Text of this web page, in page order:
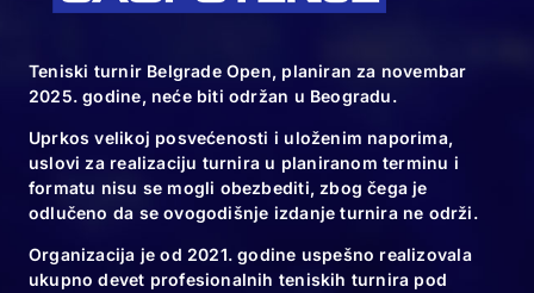
Teniski turnir Belgrade Open, planiran za novembar
2025. godine, neće biti održan u Beogradu.
Uprkos velikoj posvećenosti i uloženim naporima,
uslovi za realizaciju turnira u planiranom terminu i
formatu nisu se mogli obezbediti, zbog čega je
odlučeno da se ovogodišnje izdanje turnira ne održi.
Organizacija je od 2021. godine uspešno realizovala
ukupno devet profesionalnih teniskih turnira pod